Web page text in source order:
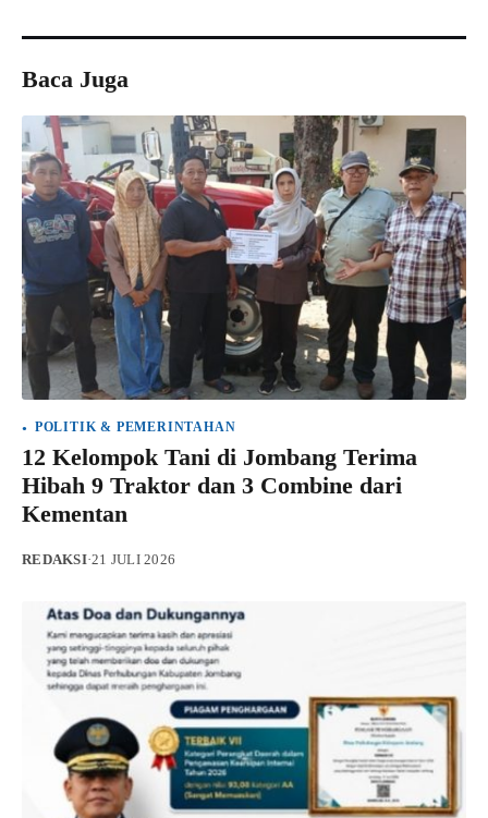
Baca Juga
POLITIK & PEMERINTAHAN
12 Kelompok Tani di Jombang Terima
Hibah 9 Traktor dan 3 Combine dari
Kementan
REDAKSI·21 JULI 2026